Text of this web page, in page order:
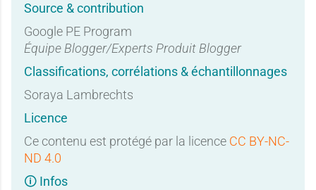
Source & contribution
Google PE Program
Équipe Blogger/Experts Produit Blogger
Classifications, corrélations & échantillonnages
Soraya Lambrechts
Licence
Ce contenu est protégé par la licence CC BY-NC-
ND 4.0
🛈 Infos